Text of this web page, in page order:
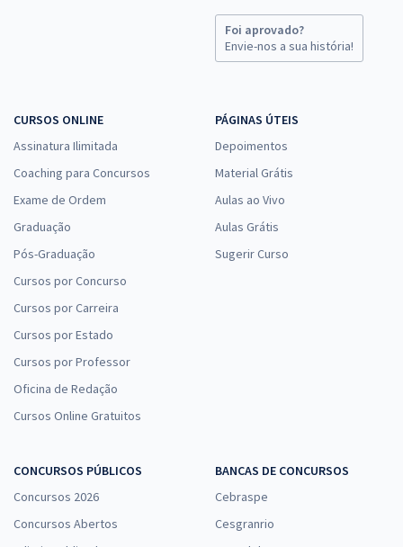
Foi aprovado?
Envie-nos a sua história!
CURSOS ONLINE
Assinatura Ilimitada
Coaching para Concursos
Exame de Ordem
Graduação
Pós-Graduação
Cursos por Concurso
Cursos por Carreira
Cursos por Estado
Cursos por Professor
Oficina de Redação
Cursos Online Gratuitos
PÁGINAS ÚTEIS
Depoimentos
Material Grátis
Aulas ao Vivo
Aulas Grátis
Sugerir Curso
CONCURSOS PÚBLICOS
Concursos 2026
Concursos Abertos
BANCAS DE CONCURSOS
Cebraspe
Cesgranrio